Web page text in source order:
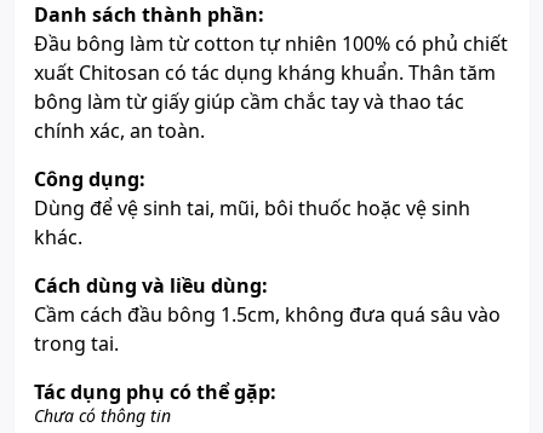
Danh sách thành phần:
Đầu bông làm từ cotton tự nhiên 100% có phủ chiết
xuất Chitosan có tác dụng kháng khuẩn. Thân tăm
bông làm từ giấy giúp cầm chắc tay và thao tác
chính xác, an toàn.
Công dụng:
Dùng để vệ sinh tai, mũi, bôi thuốc hoặc vệ sinh
khác.
Cách dùng và liều dùng:
Cầm cách đầu bông 1.5cm, không đưa quá sâu vào
trong tai.
Tác dụng phụ có thể gặp:
Chưa có thông tin